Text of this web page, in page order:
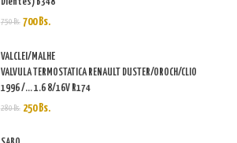
750 Bs. 700 Bs.
VALCLEI/MALHE
VALVULA TERMOSTATICA RENAULT DUSTER/OROCH/CLIO
1996 /... 1.6 8/16V R174
280 Bs. 250 Bs.